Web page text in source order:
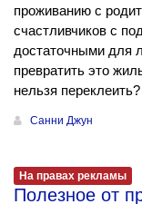
проживанию с
счастливчиков с
достаточными для
превратить это
нельзя
Санни Джун
На правах рекламы
Полезное от